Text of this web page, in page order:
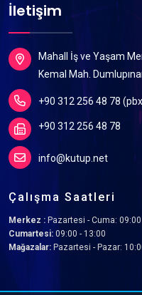
İletişim
Mahall İş ve Yaşam
Kemal Mah.
+90 312 256 48 78
+90 312 256 48 78
info@kutup.net
Çalışma Saatleri
Merkez : Pazartesi - Cuma:
Cumartesi: 09:00 - 13:00
Mağazalar: Pazartesi - Pazar: